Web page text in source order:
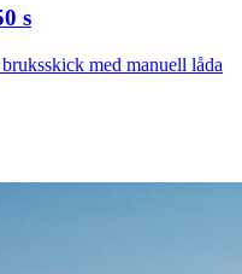
s
med manuell låda